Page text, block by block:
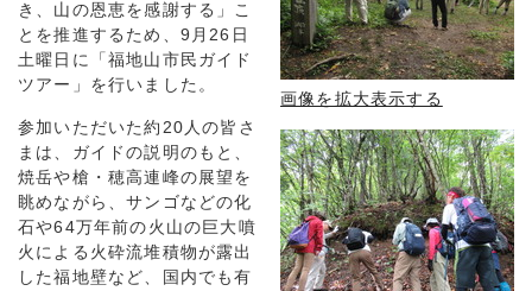
画像を拡大表示する
き、山の恩恵を感謝する」こ
とを推進するため、9月26日
土曜日に「福地山市民ガイド
ツアー」を行いました。
参加いただいた約20人の皆さ
まは、ガイドの説明のもと、
焼岳や槍・穂高連峰の展望を
眺めながら、サンゴなどの化
石や64万年前の火山の巨大噴
火による火砕流堆積物が露出
した福地壁など、国内でも有